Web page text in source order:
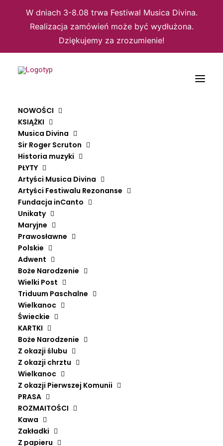
W dniach 3-8.08 trwa Festiwal Musica Divina.
Realizacja zamówień może być wydłużona.
Dziękujemy za zrozumienie!
NOWOŚCI
KSIĄŻKI
Musica Divina
Sir Roger Scruton
Historia muzyki
PŁYTY
Artyści Musica Divina
Artyści Festiwalu Rezonanse
Fundacja inCanto
Unikaty
Maryjne
Prawosławne
Polskie
Adwent
Boże Narodzenie
Wielki Post
Triduum Paschalne
Wielkanoc
Świeckie
KARTKI
Boże Narodzenie
Z okazji ślubu
Z okazji chrztu
Wielkanoc
Z okazji Pierwszej Komunii
PRASA
ROZMAITOŚCI
Kawa
Zakładki
Z papieru
Strona główna
NUTU LAULUD
LINNAMUUSIKUD
59,90ZŁ
ilość
Nutu
laulud
Wykonawca
Wydawca
Rok wydania
ISBN